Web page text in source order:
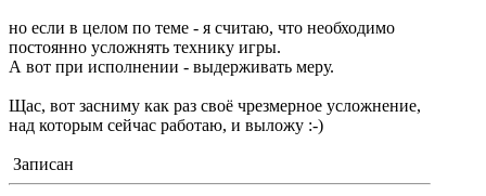
но если в целом по теме - я считаю, что необходимо
постоянно усложнять технику игры.
А вот при исполнении - выдерживать меру.
Щас, вот засниму как раз своё чрезмерное усложнение,
над которым сейчас работаю, и выложу :-)
Записан